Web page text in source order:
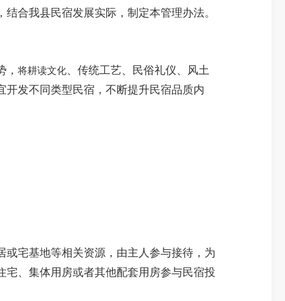
合我县民宿发展实际，制定本管理办法。
将耕读文化、传统工艺、民俗礼仪、风土
开发不同类型民宿，不断提升民宿品质内
宅基地等相关资源，由主人参与接待，为
、集体用房或者其他配套用房参与民宿投